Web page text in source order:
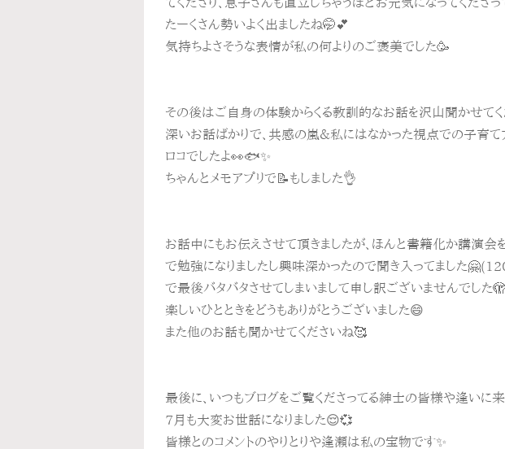
たーくさん勢いよく出ましたね🤭💕
気持ちよさそうな表情が私の何よりのご褒美でした🥳
その後はご自身の体験からくる教訓的なお話を沢山聞かせて
深いお話ばかりで、共感の嵐＆私にはなかった視点での子育て
ロコでしたよ👀🐟✨
ちゃんとメモアプリで📝もしました👌
お話中にもお伝えさせて頂きましたが、ほんと書籍化か講演会
で勉強になりましたし興味深かったので聞き入ってました
で最後バタバタさせてしまいまして申し訳ございませんでした
楽しいひとときをどうもありがとうございました😄
また他のお話も聞かせてくださいね🥰
最後に、いつもブログをご覧くださってる紳士の皆様や逢いに
7月も大変お世話になりました😌💞
皆様とのコメントのやりとりや逢瀬は私の宝物です✨